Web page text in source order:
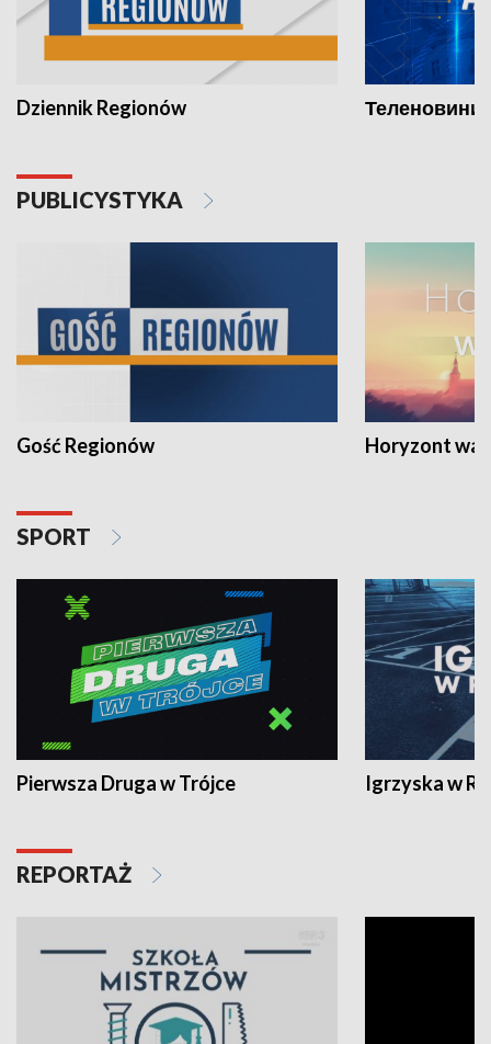
Dziennik Regionów Теленовини
PUBLICYSTYKA
Gość Regionów Horyzont
SPORT
Pierwsza Druga w Trójce Igrzyska w
REPORTAŻ